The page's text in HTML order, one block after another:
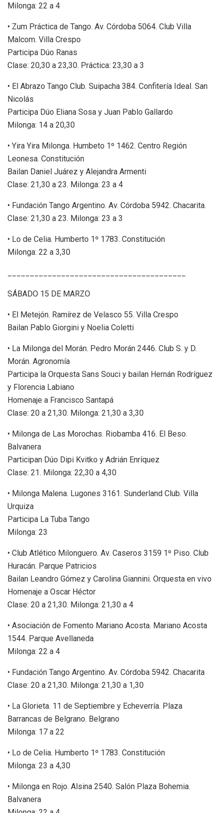
Milonga: 22 a 4
• Zum Práctica de Tango. Av. Córdoba 5064. Club Villa
Malcom. Villa Crespo
Participa Dúo Ranas
Clase: 20,30 a 23,30. Práctica: 23,30 a 3
• El Abrazo Tango Club. Suipacha 384. Confitería Ideal. San
Nicolás
Participa Dúo Eliana Sosa y Juan Pablo Gallardo
Milonga: 14 a 20,30
• Yira Yira Milonga. Humbeto 1º 1462. Centro Región
Leonesa. Constitución
Bailan Daniel Juárez y Alejandra Armenti
Clase: 21,30 a 23. Milonga: 23 a 4
• Fundación Tango Argentino. Av. Córdoba 5942. Chacarita.
Clase: 21,30 a 23. Milonga: 23 a 3
• Lo de Celia. Humberto 1º 1783. Constitución
Milonga: 22 a 3,30
SÁBADO 15 DE MARZO
• El Metejón. Ramírez de Velasco 55. Villa Crespo
Bailan Pablo Giorgini y Noelia Coletti
• La Milonga del Morán. Pedro Morán 2446. Club S. y D.
Morán. Agronomía
Participa la Orquesta Sans Souci y bailan Hernán Rodríguez
y Florencia Labiano
Homenaje a Francisco Santapá
Clase: 20 a 21,30. Milonga: 21,30 a 3,30
• Milonga de Las Morochas. Riobamba 416. El Beso.
Balvanera
Participan Dúo Dipi Kvitko y Adrián Enríquez
Clase: 21. Milonga: 22,30 a 4,30
• Milonga Malena. Lugones 3161. Sunderland Club. Villa
Urquiza
Participa La Tuba Tango
Milonga: 23
• Club Atlético Milonguero. Av. Caseros 3159 1º Piso. Club
Huracán. Parque Patricios
Bailan Leandro Gómez y Carolina Giannini. Orquesta en vivo
Homenaje a Oscar Héctor
Clase: 20 a 21,30. Milonga: 21,30 a 4
• Asociación de Fomento Mariano Acosta. Mariano Acosta
1544. Parque Avellaneda
Milonga: 22 a 4
• Fundación Tango Argentino. Av. Córdoba 5942. Chacarita
Clase: 20 a 21,30. Milonga: 21,30 a 1,30
• La Glorieta. 11 de Septiembre y Echeverría. Plaza
Barrancas de Belgrano. Belgrano
Milonga: 17 a 22
• Lo de Celia. Humberto 1º 1783. Constitución
Milonga: 23 a 4,30
• Milonga en Rojo. Alsina 2540. Salón Plaza Bohemia.
Balvanera